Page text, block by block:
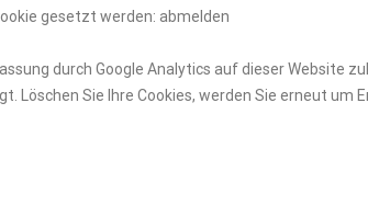
gesetzt werden: abmelden
durch Google Analytics auf dieser Website
Löschen Sie Ihre Cookies, werden Sie erneut um